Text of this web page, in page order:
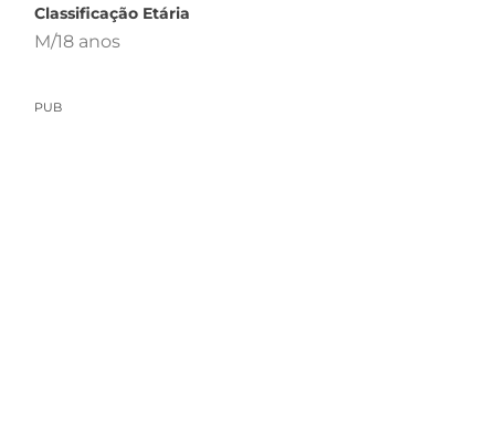
Classificação Etária
M/18 anos
PUB